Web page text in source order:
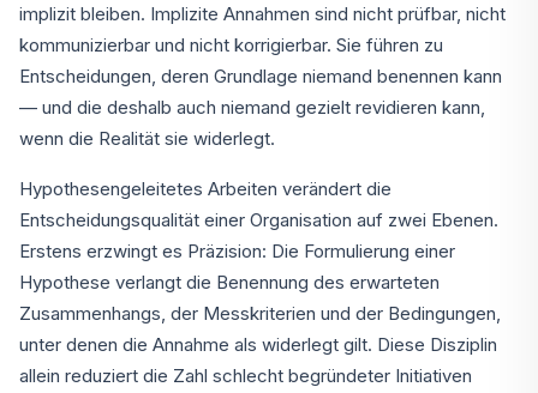
implizit bleiben. Implizite Annahmen sind nicht prüfbar, nicht
kommunizierbar und nicht korrigierbar. Sie führen zu
Entscheidungen, deren Grundlage niemand benennen kann
— und die deshalb auch niemand gezielt revidieren kann,
wenn die Realität sie widerlegt.
Hypothesengeleitetes Arbeiten verändert die
Entscheidungsqualität einer Organisation auf zwei Ebenen.
Erstens erzwingt es Präzision: Die Formulierung einer
Hypothese verlangt die Benennung des erwarteten
Zusammenhangs, der Messkriterien und der Bedingungen,
unter denen die Annahme als widerlegt gilt. Diese Disziplin
allein reduziert die Zahl schlecht begründeter Initiativen